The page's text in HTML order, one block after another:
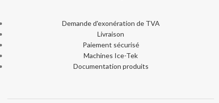
Demande d'exonération de TVA
Livraison
Paiement sécurisé
Machines Ice-Tek
Documentation produits